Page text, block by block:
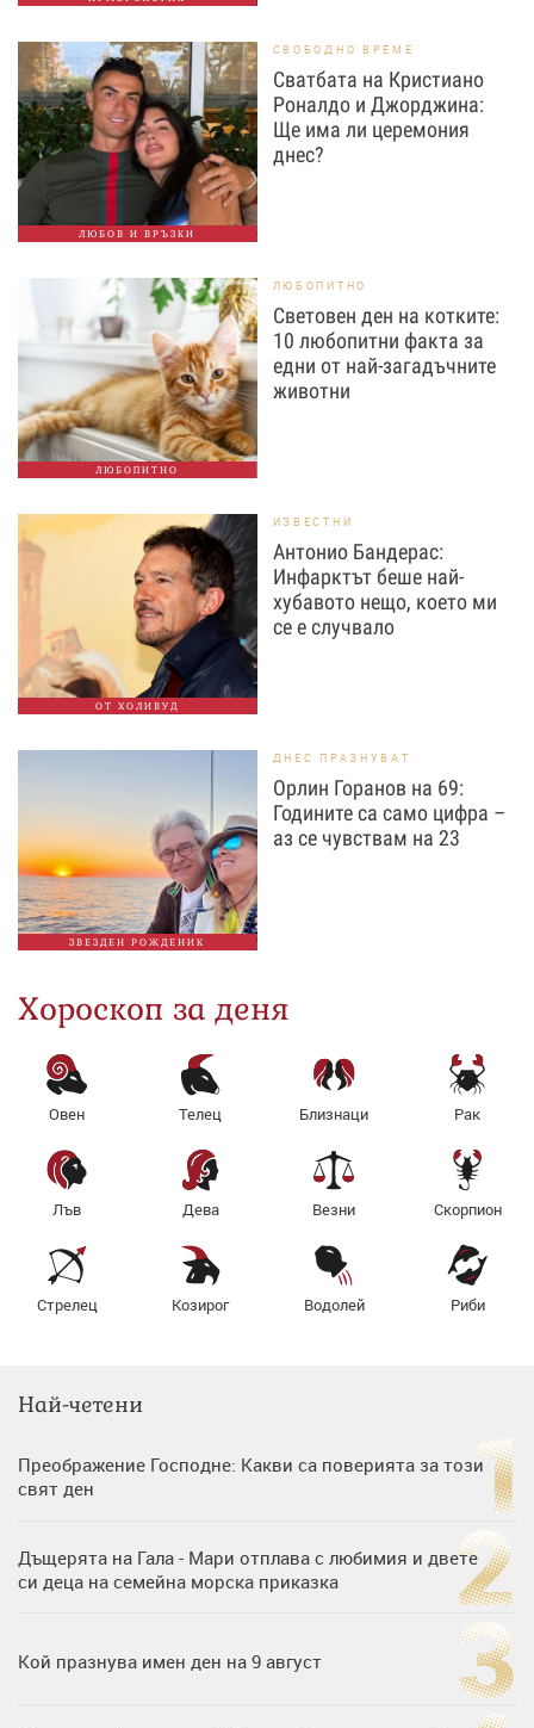
ЛЮБОВ И ВРЪЗКИ
СВОБОДНО ВРЕМЕ
Сватбата на Кристиано
Роналдо и Джорджина:
Ще има ли церемония
днес?
ЛЮБОПИТНО
ЛЮБОПИТНО
Световен ден на котките:
10 любопитни факта за
едни от най-загадъчните
животни
ОТ ХОЛИВУД
ИЗВЕСТНИ
Антонио Бандерас:
Инфарктът беше най-
хубавото нещо, което ми
се е случвало
ЗВЕЗДЕН РОЖДЕНИК
ДНЕС ПРАЗНУВАТ
Орлин Горанов на 69:
Годините са само цифра –
аз се чувствам на 23
Хороскоп за деня
Овен Телец Близнаци Рак
Лъв Дева Везни Скорпион
Стрелец Козирог Водолей Риби
Най-четени
Преображение Господне: Какви са поверията за този
свят ден
Дъщерята на Гала - Мари отплава с любимия и двете
си деца на семейна морска приказка
Кой празнува имен ден на 9 август